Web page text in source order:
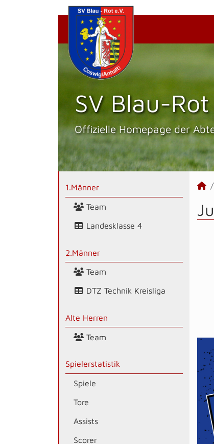
SV Blau-
Offizielle Homepage der
1.Männer
Team
Landesklasse 4
2.Männer
Team
DTZ Technik Kreisliga
Alte Herren
Team
Spielerstatistik
Spiele
Tore
Assists
Scorer